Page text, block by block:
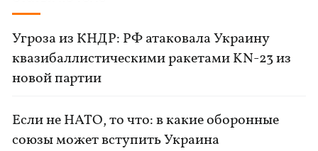
Угроза из КНДР: РФ атаковала Украину
квазибаллистическими ракетами KN-23 из
новой партии
Если не НАТО, то что: в какие оборонные
союзы может вступить Украина